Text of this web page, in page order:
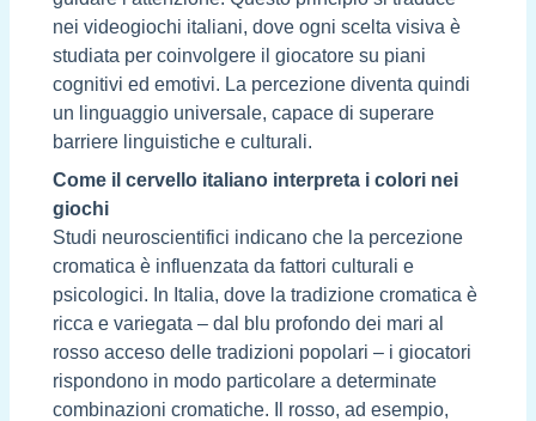
nei videogiochi italiani, dove ogni scelta visiva è
studiata per coinvolgere il giocatore su piani
cognitivi ed emotivi. La percezione diventa quindi
un linguaggio universale, capace di superare
barriere linguistiche e culturali.
Come il cervello italiano interpreta i colori nei
giochi
Studi neuroscientifici indicano che la percezione
cromatica è influenzata da fattori culturali e
psicologici. In Italia, dove la tradizione cromatica è
ricca e variegata – dal blu profondo dei mari al
rosso acceso delle tradizioni popolari – i giocatori
rispondono in modo particolare a determinate
combinazioni cromatiche. Il rosso, ad esempio,